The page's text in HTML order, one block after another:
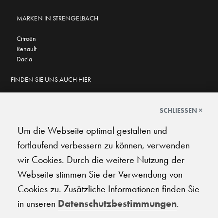
MARKEN IN STRENGELBACH
Citroën
Renault
Dacia
FINDEN SIE UNS AUCH HIER
4.7 ★★★★★
★★★★★
© 2026 Carplanet Galliker
SCHLIESSEN ×
Um die Webseite optimal gestalten und
fortlaufend verbessern zu können, verwenden
wir Cookies. Durch die weitere Nutzung der
Webseite stimmen Sie der Verwendung von
Cookies zu. Zusätzliche Informationen finden Sie
in unseren Datenschutzbestimmungen.